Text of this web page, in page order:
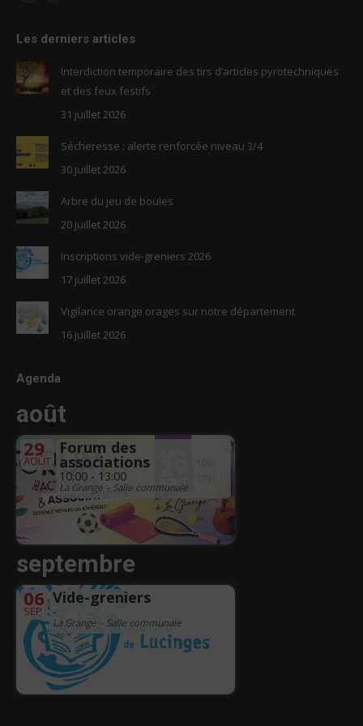
opens
in
new
opens
new
window
Les derniers articles
Interdiction temporaire des tirs d’articles pyrotechniques
et des feux festifs
31 juillet 2026
Sécheresse : alerte renforcée niveau 3/4
30 juillet 2026
Arbre du jeu de boules
20 juillet 2026
Inscriptions vide-greniers 2026
17 juillet 2026
Vigilance orange orages sur notre département
16 juillet 2026
Agenda
août
29
AOÛT
Forum des
associations
10:00 - 13:00
La Grange – Salle communale
septembre
06
SEP
Vide-greniers
-
La Grange – Salle communale